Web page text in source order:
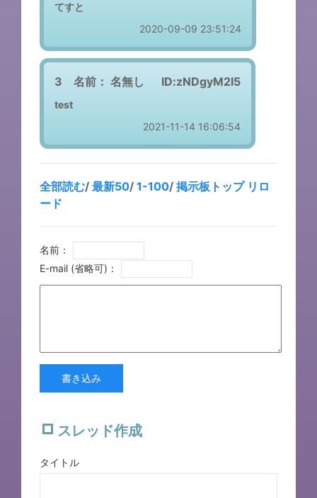
てすと
2020-09-09 23:51:24
3 名前： 名無し ID:zNDgyM2I5
test
2021-11-14 16:06:54
全部読む/ 最新50/ 1-100/ 掲示板トップ リロ
ード
名前：
E-mail (省略可)：
書き込み
スレッド作成
タイトル